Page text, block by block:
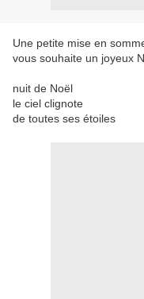
Une petite mise en
vous souhaite un joyeux
nuit de Noël
le ciel clignote
de toutes ses étoiles